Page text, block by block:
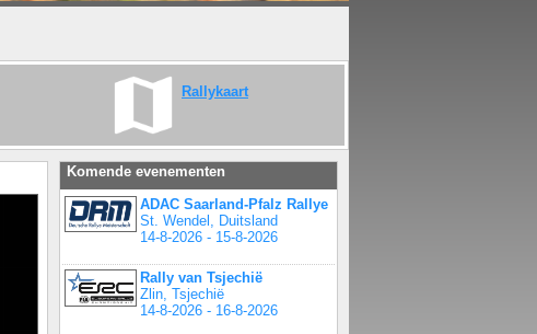
Rallykaart
Komende evenementen
ADAC Saarland-Pfalz Rallye
St. Wendel, Duitsland
14-8-2026 - 15-8-2026
Rally van Tsjechië
Zlin, Tsjechië
14-8-2026 - 16-8-2026